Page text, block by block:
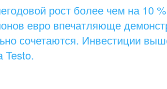
рост более чем на 10
евро впечатляюще
сочетаются. Инвестиции
Testo.